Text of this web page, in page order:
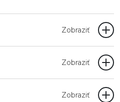
Zobraziť
Zobraziť
Zobraziť